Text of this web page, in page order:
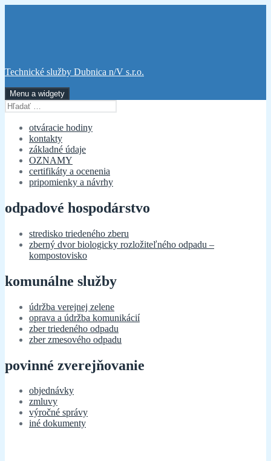
Technické služby Dubnica n/V s.r.o.
Menu a widgety
Hľadať:
otváracie hodiny
kontakty
základné údaje
OZNAMY
certifikáty a ocenenia
pripomienky a návrhy
odpadové hospodárstvo
stredisko triedeného zberu
zberný dvor biologicky rozložiteľného odpadu –
kompostovisko
komunálne služby
údržba verejnej zelene
oprava a údržba komunikácií
zber triedeného odpadu
zber zmesového odpadu
povinné zverejňovanie
objednávky
zmluvy
výročné správy
iné dokumenty